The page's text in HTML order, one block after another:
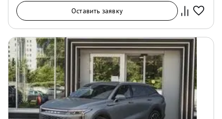
Оставить заявку